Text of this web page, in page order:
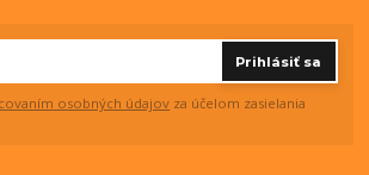
Prihlásiť sa
osobných údajov za účelom zasielania